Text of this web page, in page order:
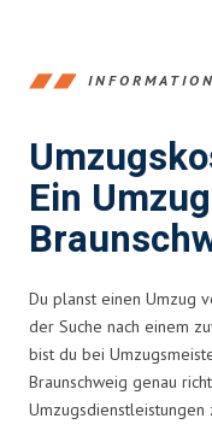
Ein
Du planst einen Umzug
der Suche nach einem
bist du bei
Braunschweig genau
Umzugsdienstleistungen